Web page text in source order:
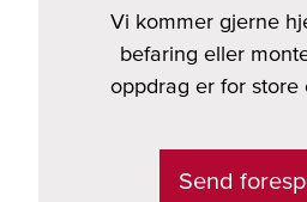
Vi kommer gjerne
befaring eller
oppdrag er for store
Send